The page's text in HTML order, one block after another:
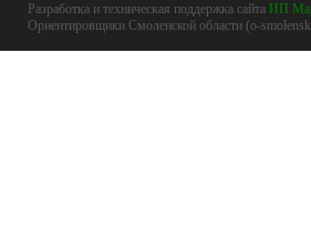
Разработка и техническая поддержка сайта ИП
Ориентировщики Смоленской области (o-